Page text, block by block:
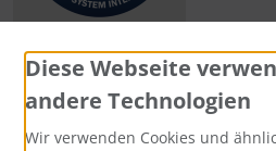
Zahlungsmethoden
Diese Webseite
andere Technologien
Wir verwenden Cookies und